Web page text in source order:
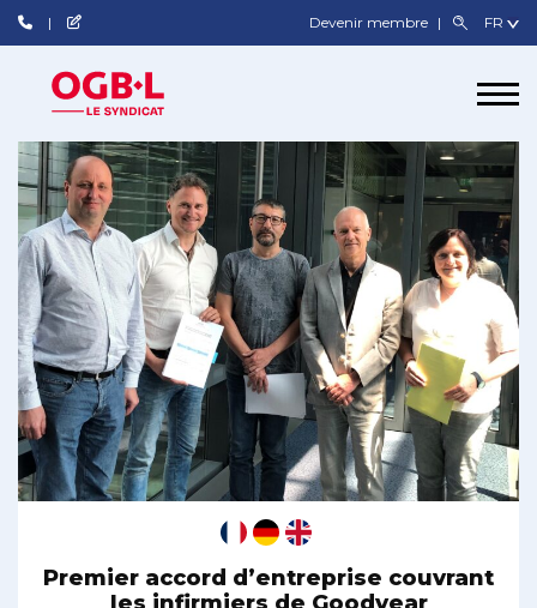
Devenir membre
Premier accord d’entreprise couvrant